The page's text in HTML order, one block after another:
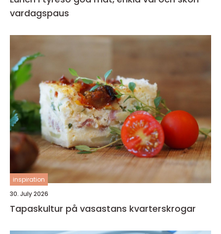
vardagspaus
inspiration
30. July 2026
Tapaskultur på vasastans kvarterskrogar